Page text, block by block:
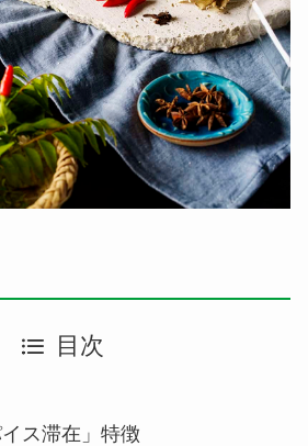
目次
イス滞在」特徴